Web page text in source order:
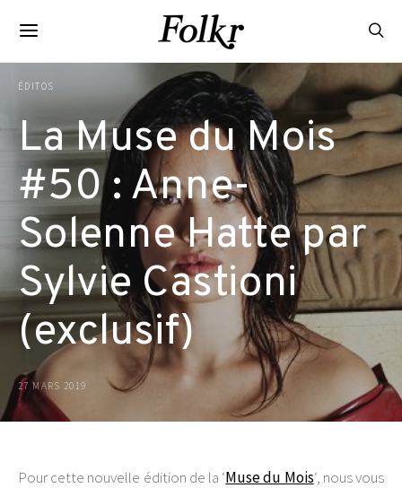
ÉDITOS
La Muse du Mois
#50 : Anne-
Solenne Hatte par
Sylvie Castioni
(exclusif)
27 MARS 2019
Pour cette nouvelle édition de la ‘Muse du Mois‘, nous vous